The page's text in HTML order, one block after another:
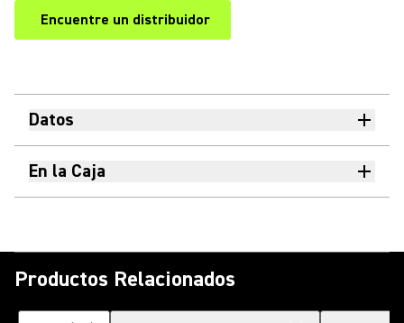
Encuentre un distribuidor
(Opens in a new tab)
Datos
En la Caja
Productos Relacionados